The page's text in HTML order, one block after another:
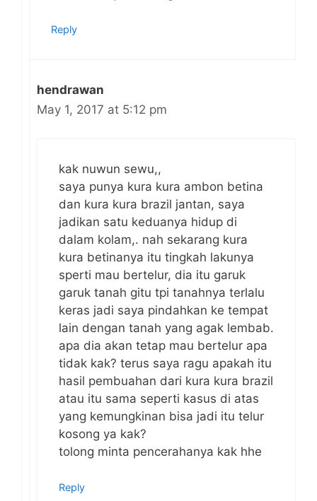
Reply
hendrawan
May 1, 2017 at 5:12 pm
kak nuwun sewu,,
saya punya kura kura ambon betina
dan kura kura brazil jantan, saya
jadikan satu keduanya hidup di
dalam kolam,. nah sekarang kura
kura betinanya itu tingkah lakunya
sperti mau bertelur, dia itu garuk
garuk tanah gitu tpi tanahnya terlalu
keras jadi saya pindahkan ke tempat
lain dengan tanah yang agak lembab.
apa dia akan tetap mau bertelur apa
tidak kak? terus saya ragu apakah itu
hasil pembuahan dari kura kura brazil
atau itu sama seperti kasus di atas
yang kemungkinan bisa jadi itu telur
kosong ya kak?
tolong minta pencerahanya kak hhe
Reply